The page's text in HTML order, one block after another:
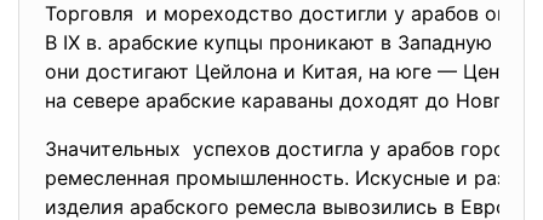
Торговля и мореходство достигли у арабов
В IX в. арабские купцы проникают в Западную
они достигают Цейлона и Китая, на юге —
на севере арабские караваны доходят до
Значительных успехов достигла у арабов
ремесленная промышленность. Искусные и
изделия арабского ремесла вывозились в Европу